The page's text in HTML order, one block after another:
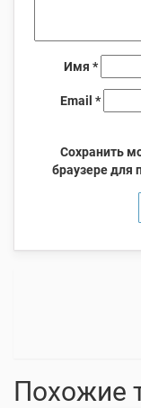
Имя *
Email *
Сохранить
браузере для
Похожие